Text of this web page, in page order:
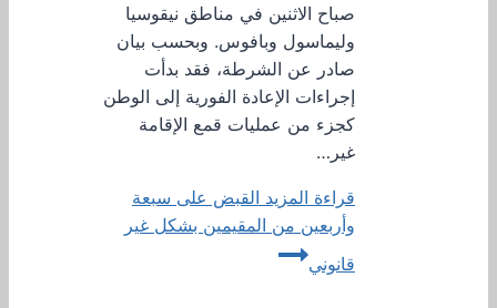
صباح الاثنين في مناطق نيقوسيا
وليماسول وبافوس. وبحسب بيان
صادر عن الشرطة، فقد بدأت
إجراءات الإعادة الفورية إلى الوطن
كجزء من عمليات قمع الإقامة
غير…
قراءة المزيد القبض على سبعة
وأربعين من المقيمين بشكل غير
قانوني